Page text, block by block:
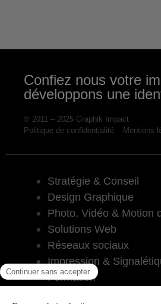
Confiez nous votre
développons une
® 2011 – 2025 Graphik Impact
Politique de confidentialité
Mentions
Stratégie & Conseil
Design Graphique
Photo, Vidéo & Motion
Solutions Web
Réseaux sociaux
Impression &
Formation